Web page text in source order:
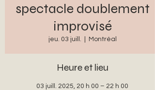
spectacle doublement
improvisé
jeu. 03 juill. Montréal
Heure et lieu
03 juill. 2025, 20 h 00 – 22 h 00